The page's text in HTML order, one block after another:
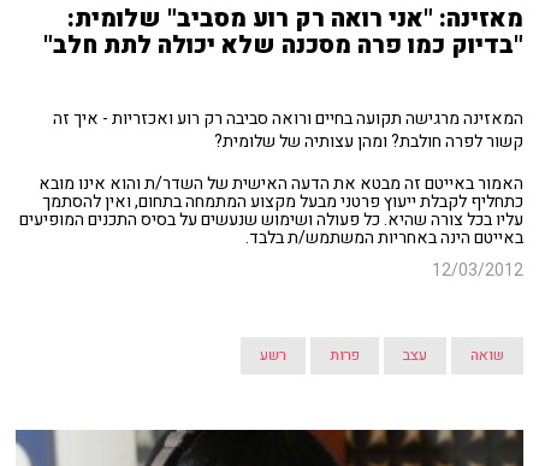
מאזינה: "אני רואה רק רוע מסביב" שלומית:
"בדיוק כמו פרה מסכנה שלא יכולה לתת חלב"
המאזינה מרגישה תקועה בחיים ורואה סביבה רק רוע ואכזריות - איך זה
קשור לפרה חולבת? ומהן עצותיה של שלומית?
האמור באייטם זה מבטא את הדעה האישית של השדר/ת והוא אינו מובא
כתחליף לקבלת ייעוץ פרטני מבעל מקצוע המתמחה בתחום, ואין להסתמך
עליו בכל צורה שהיא. כל פעולה ושימוש שנעשים על בסיס התכנים המופיעים
באייטם הינה באחריות המשתמש/ת בלבד.
12/03/2012
שואה עצב פרות רשע